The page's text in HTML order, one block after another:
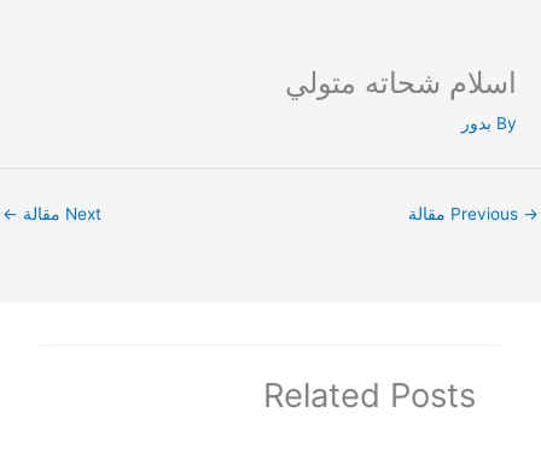
content
اسلام شحاته متولي
By بدور
→ Next مقالة ←
Related Posts